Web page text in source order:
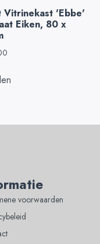
Vitrinekast 'Ebbe'
Eiken, 80 x
voorwaarden